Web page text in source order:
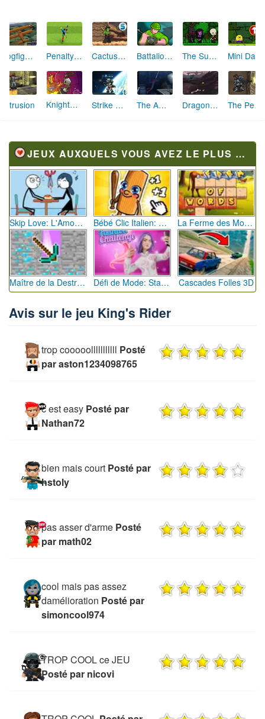
Dogfight Simulation Penalty Shootout 2010 Cactus McCoy Battalion Commander The Summoning
Intrusion Knightmare Tower Strike Force Heroes 2 The Amazing Spider-Man Dragon Age Legends Remix 01 The Peacekeeper
JEUX AUXQUELS VOUS AVEZ LE PLUS JOUÉ
Skip Love: L'Amour en Péril Bébé Clic Italien: La Folie des Petits Bambins La Ferme des Mots - Cultivez votre Vocabulaire
Maître de la Destruction: Fusion de Pioches Défi de Mode: Star du Podium Cascades Folles 3D
Avis sur le jeu King's Rider
trop cooooolllllllllll Posté
par aston1234098765
c est easy Posté par
Nathan72
bien mais court Posté par
hstoly
pas asser d'arme Posté
par math02
cool mais pas assez
damélioration Posté par
simoncool974
TROP COOL ce JEU
Posté par nicovi